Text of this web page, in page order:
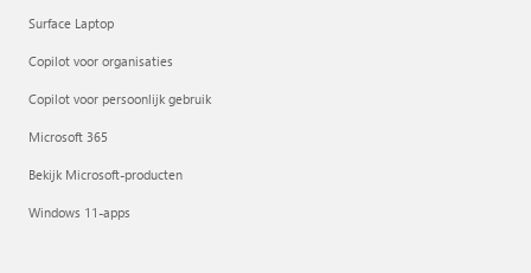
Surface Laptop
Copilot voor organisaties
Copilot voor persoonlijk gebruik
Microsoft 365
Bekijk Microsoft-producten
Windows 11-apps